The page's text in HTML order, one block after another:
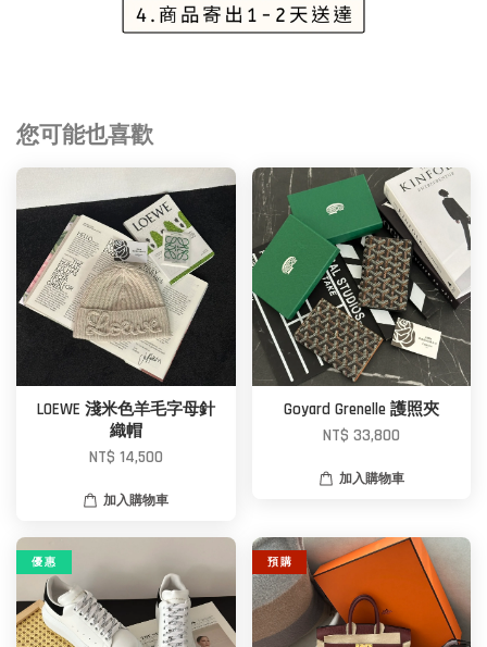
您可能也喜歡
LOEWE 淺米色羊毛字母針
織帽
NT$ 14,500
加入購物車
Goyard Grenelle 護照夾
NT$ 33,800
加入購物車
優 惠 預 購